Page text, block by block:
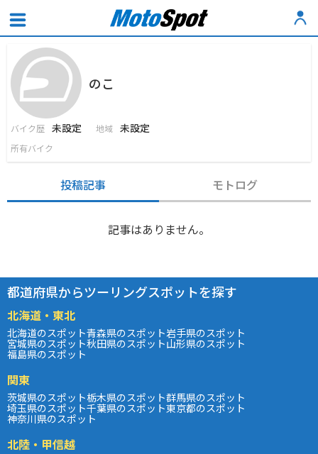
のこ
バイク歴 未設定 地域 未設定
所有バイク
投稿記事 モトログ
記事はありません。
都道府県からツーリングスポットを探す
北海道・東北
北海道のスポット青森県のスポット岩手県のスポット
宮城県のスポット秋田県のスポット山形県のスポット
福島県のスポット
関東
茨城県のスポット栃木県のスポット群馬県のスポット
埼玉県のスポット千葉県のスポット東京都のスポット
神奈川県のスポット
北陸・甲信越